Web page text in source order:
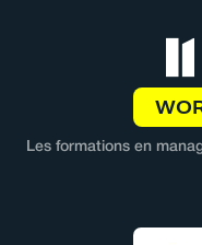
Les formations en